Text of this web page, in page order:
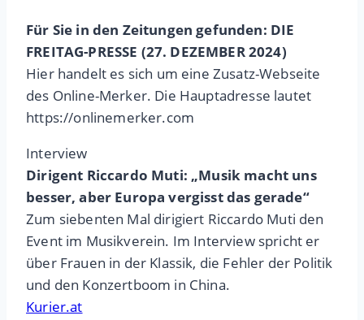
Für Sie in den Zeitungen gefunden: DIE
FREITAG-PRESSE (27. DEZEMBER 2024)
Hier handelt es sich um eine Zusatz-Webseite
des Online-Merker. Die Hauptadresse lautet
https://onlinemerker.com
Interview
Dirigent Riccardo Muti: „Musik macht uns
besser, aber Europa vergisst das gerade“
Zum siebenten Mal dirigiert Riccardo Muti den
Event im Musikverein. Im Interview spricht er
über Frauen in der Klassik, die Fehler der Politik
und den Konzertboom in China.
Kurier.at